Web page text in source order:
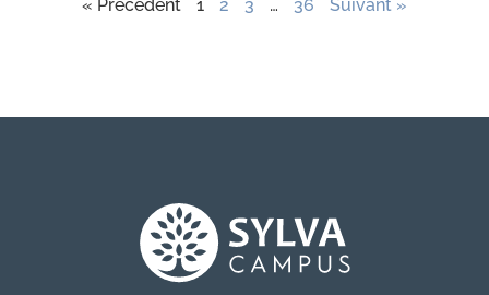
« Précédent 1 2 3 … 36 Suivant »